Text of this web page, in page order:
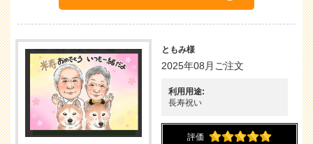
ともみ様
2025年08月ご注文
利用用途:
長寿祝い
評価